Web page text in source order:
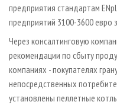
предприятия стандартам
предприятий 3100-3600 евро
Через консалтинговую
рекомендации по сбыту
компаниях - покупателях
непосредственных
установлены пеллетные